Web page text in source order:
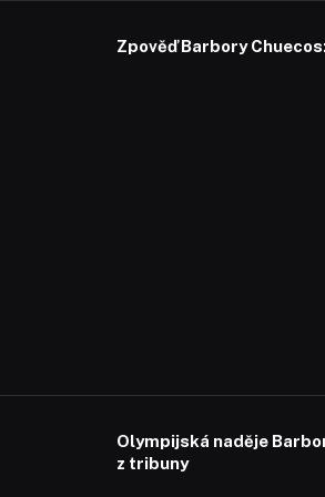
Zpověď Barbory
Olympijská naděje
z tribuny